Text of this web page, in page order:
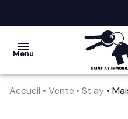
Menu
Accueil Vente St ay